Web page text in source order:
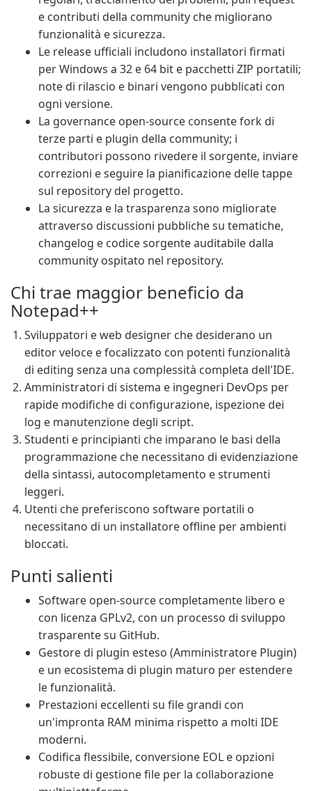
e contributi della community che migliorano
funzionalità e sicurezza.
Le release ufficiali includono installatori firmati
per Windows a 32 e 64 bit e pacchetti ZIP portatili;
note di rilascio e binari vengono pubblicati con
ogni versione.
La governance open-source consente fork di
terze parti e plugin della community; i
contributori possono rivedere il sorgente, inviare
correzioni e seguire la pianificazione delle tappe
sul repository del progetto.
La sicurezza e la trasparenza sono migliorate
attraverso discussioni pubbliche su tematiche,
changelog e codice sorgente auditabile dalla
community ospitato nel repository.
Chi trae maggior beneficio da
Notepad++
Sviluppatori e web designer che desiderano un
editor veloce e focalizzato con potenti funzionalità
di editing senza una complessità completa dell'IDE.
Amministratori di sistema e ingegneri DevOps per
rapide modifiche di configurazione, ispezione dei
log e manutenzione degli script.
Studenti e principianti che imparano le basi della
programmazione che necessitano di evidenziazione
della sintassi, autocompletamento e strumenti
leggeri.
Utenti che preferiscono software portatili o
necessitano di un installatore offline per ambienti
bloccati.
Punti salienti
Software open-source completamente libero e
con licenza GPLv2, con un processo di sviluppo
trasparente su GitHub.
Gestore di plugin esteso (Amministratore Plugin)
e un ecosistema di plugin maturo per estendere
le funzionalità.
Prestazioni eccellenti su file grandi con
un'impronta RAM minima rispetto a molti IDE
moderni.
Codifica flessibile, conversione EOL e opzioni
robuste di gestione file per la collaborazione